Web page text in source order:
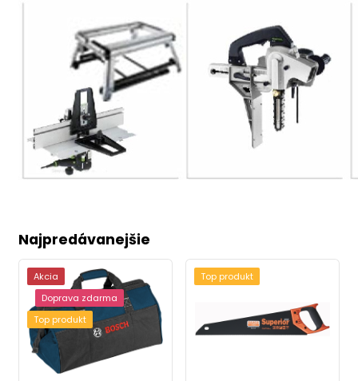
Najpredávanejšie
Akcia
Doprava zdarma
Top produkt
Top produkt